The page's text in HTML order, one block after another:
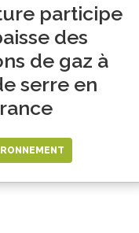
participe
des
de gaz à
serre en